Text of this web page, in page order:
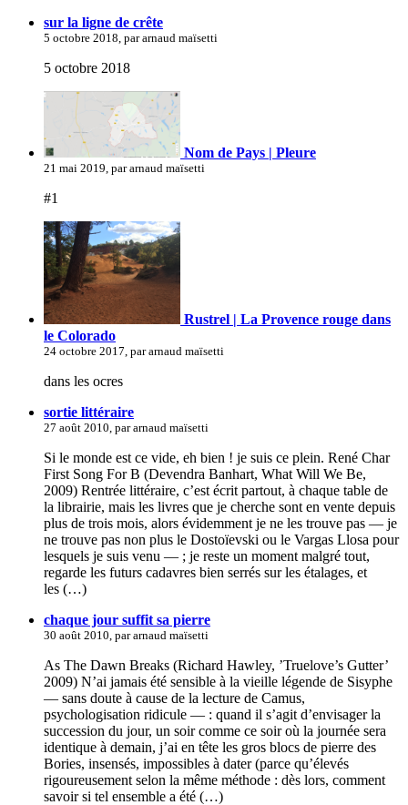
sur la ligne de crête
5 octobre 2018, par arnaud maïsetti
5 octobre 2018
Nom de Pays | Pleure
21 mai 2019, par arnaud maïsetti
#1
Rustrel | La Provence rouge dans
le Colorado
24 octobre 2017, par arnaud maïsetti
dans les ocres
sortie littéraire
27 août 2010, par arnaud maïsetti
Si le monde est ce vide, eh bien ! je suis ce plein. René Char
First Song For B (Devendra Banhart, What Will We Be,
2009) Rentrée littéraire, c’est écrit partout, à chaque table de
la librairie, mais les livres que je cherche sont en vente depuis
plus de trois mois, alors évidemment je ne les trouve pas — je
ne trouve pas non plus le Dostoïevski ou le Vargas Llosa pour
lesquels je suis venu — ; je reste un moment malgré tout,
regarde les futurs cadavres bien serrés sur les étalages, et
les (…)
chaque jour suffit sa pierre
30 août 2010, par arnaud maïsetti
As The Dawn Breaks (Richard Hawley, ’Truelove’s Gutter’
2009) N’ai jamais été sensible à la vieille légende de Sisyphe
— sans doute à cause de la lecture de Camus,
psychologisation ridicule — : quand il s’agit d’envisager la
succession du jour, un soir comme ce soir où la journée sera
identique à demain, j’ai en tête les gros blocs de pierre des
Bories, insensés, impossibles à dater (parce qu’élevés
rigoureusement selon la même méthode : dès lors, comment
savoir si tel ensemble a été (…)